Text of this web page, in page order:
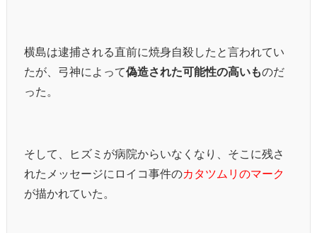
横島は逮捕される直前に焼身自殺したと言われてい
たが、弓神によって偽造された可能性の高いものだ
った。
そして、ヒズミが病院からいなくなり、そこに残さ
れたメッセージにロイコ事件のカタツムリのマーク
が描かれていた。